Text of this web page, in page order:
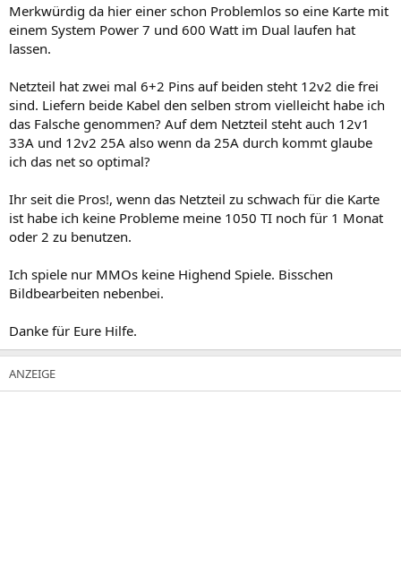
Merkwürdig da hier einer schon Problemlos so eine Karte mit
einem System Power 7 und 600 Watt im Dual laufen hat
lassen.
Netzteil hat zwei mal 6+2 Pins auf beiden steht 12v2 die frei
sind. Liefern beide Kabel den selben strom vielleicht habe ich
das Falsche genommen? Auf dem Netzteil steht auch 12v1
33A und 12v2 25A also wenn da 25A durch kommt glaube
ich das net so optimal?
Ihr seit die Pros!, wenn das Netzteil zu schwach für die Karte
ist habe ich keine Probleme meine 1050 TI noch für 1 Monat
oder 2 zu benutzen.
Ich spiele nur MMOs keine Highend Spiele. Bisschen
Bildbearbeiten nebenbei.
Danke für Eure Hilfe.